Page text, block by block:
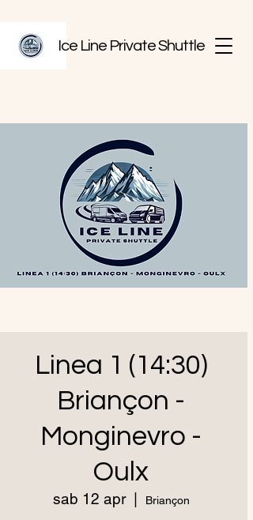
Ice Line Private Shuttle
Linea 1 (14:30)
Briançon -
Monginevro -
Oulx
sab 12 apr
  |
Briançon